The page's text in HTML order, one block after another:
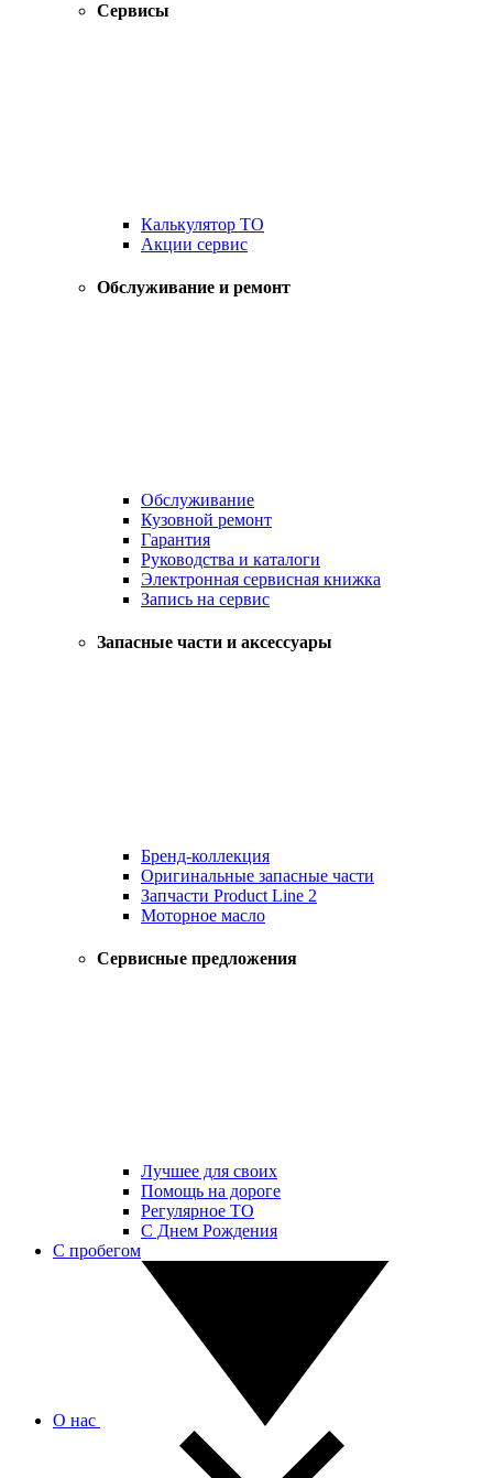
Сервисы
Калькулятор ТО
Акции сервис
Обслуживание и ремонт
Обслуживание
Кузовной ремонт
Гарантия
Руководства и каталоги
Электронная сервисная книжка
Запись на сервис
Запасные части и аксессуары
Бренд-коллекция
Оригинальные запасные части
Запчасти Product Line 2
Моторное масло
Сервисные предложения
Лучшее для своих
Помощь на дороге
Регулярное ТО
С Днем Рождения
С пробегом
О нас